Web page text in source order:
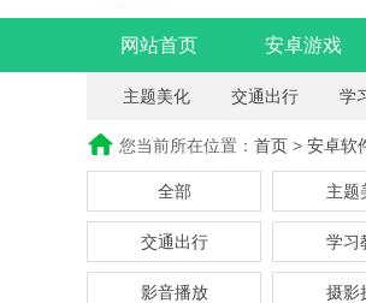
网站首页 安卓游戏
主题美化 交通出行 学
您当前所在位置： 首页 > 安卓软
全部 主题
交通出行 学习
影音播放 摄影